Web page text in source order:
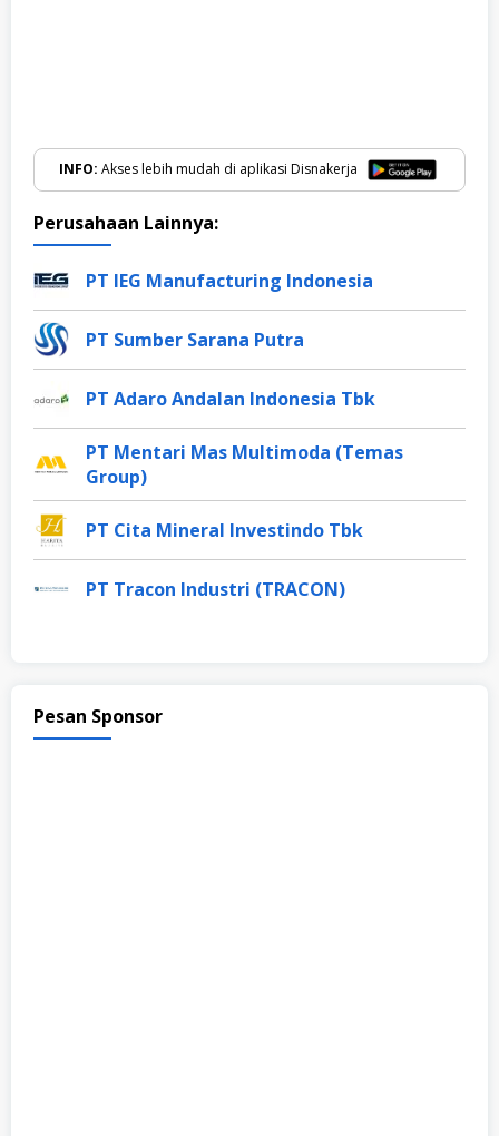
INFO: Akses lebih mudah di aplikasi Disnakerja
Perusahaan Lainnya:
PT IEG Manufacturing Indonesia
PT Sumber Sarana Putra
PT Adaro Andalan Indonesia Tbk
PT Mentari Mas Multimoda (Temas
Group)
PT Cita Mineral Investindo Tbk
PT Tracon Industri (TRACON)
Pesan Sponsor